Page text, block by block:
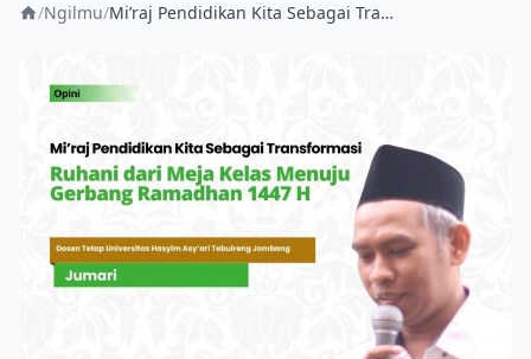
/Ngilmu/ Mi’raj Pendidikan Kita Sebagai Transformasi Ruhani dari Meja Kelas Menuju Gerbang Ramadhan 1447 H